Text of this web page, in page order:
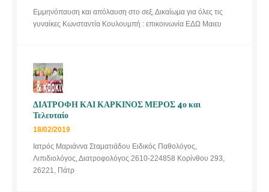
Εμμηνόπαυση και απόλαυση στο σεξ, Δικαίωμα για όλες τις
γυναίκες Κωνσταντία Κουλουμπή : επικοινωνία ΕΔΩ Μαιευ
ΔΙΑΤΡΟΦΗ ΚΑΙ ΚΑΡΚΙΝΟΣ ΜΕΡΟΣ 4ο και
Τελευταίο
18/02/2019
Ιατρός Μαριάννα Σταματιάδου Ειδικός Παθολόγος,
Λιπιδιολόγος, Διατροφολόγος 2610-224858 Κορίνθου 293,
26221, Πάτρ